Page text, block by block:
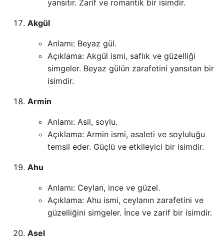
yansıtır. Zarif ve romantik bir isimdir.
Akgül
Anlamı: Beyaz gül.
Açıklama: Akgül ismi, saflık ve güzelliği
simgeler. Beyaz gülün zarafetini yansıtan bir
isimdir.
Armin
Anlamı: Asil, soylu.
Açıklama: Armin ismi, asaleti ve soyluluğu
temsil eder. Güçlü ve etkileyici bir isimdir.
Ahu
Anlamı: Ceylan, ince ve güzel.
Açıklama: Ahu ismi, ceylanın zarafetini ve
güzelliğini simgeler. İnce ve zarif bir isimdir.
Asel